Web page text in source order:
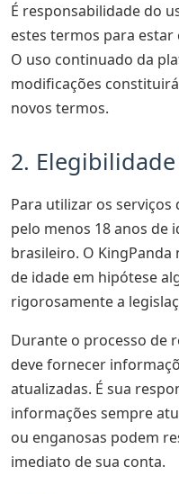
É responsabilidade do
estes termos para
O uso continuado da
modificações
novos termos.
2.
Para utilizar os serviços
pelo menos 18 anos
brasileiro. O
de idade em hipótese
rigorosamente a
Durante o processo de
deve fornecer
atualizadas. É sua
informações sempre
ou enganosas podem
imediato de sua conta.